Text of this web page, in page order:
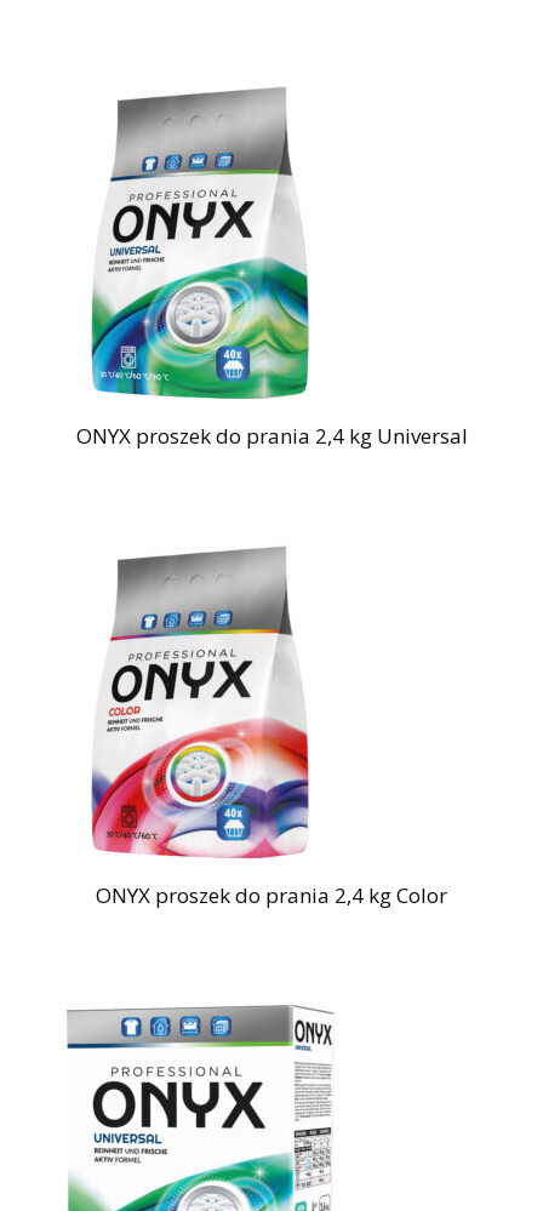
ONYX proszek do prania 2,4 kg Universal
ONYX proszek do prania 2,4 kg Color